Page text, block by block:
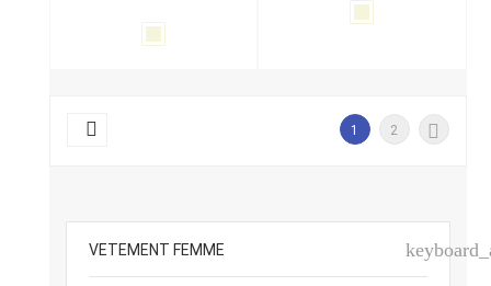
VETEMENT FEMME
 1 2 